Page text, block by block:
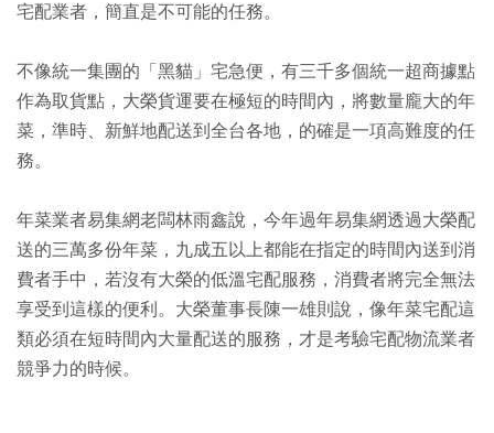
宅配業者，簡直是不可能的任務。
不像統一集團的「黑貓」宅急便，有三千多個統一超商據點
作為取貨點，大榮貨運要在極短的時間內，將數量龐大的年
菜，準時、新鮮地配送到全台各地，的確是一項高難度的任
務。
年菜業者易集網老闆林雨鑫說，今年過年易集網透過大榮配
送的三萬多份年菜，九成五以上都能在指定的時間內送到消
費者手中，若沒有大榮的低溫宅配服務，消費者將完全無法
享受到這樣的便利。大榮董事長陳一雄則說，像年菜宅配這
類必須在短時間內大量配送的服務，才是考驗宅配物流業者
競爭力的時候。